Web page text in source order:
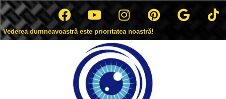
Vederea dumneavoastră este prioritatea noastră!